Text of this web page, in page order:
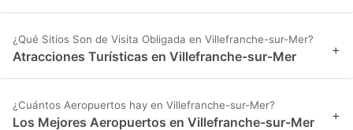
¿Qué Sitios Son de Visita Obligada en Villefranche-sur-Mer?
Atracciones Turísticas en Villefranche-sur-Mer +
¿Cuántos Aeropuertos hay en Villefranche-sur-Mer?
Los Mejores Aeropuertos en Villefranche-sur-Mer +